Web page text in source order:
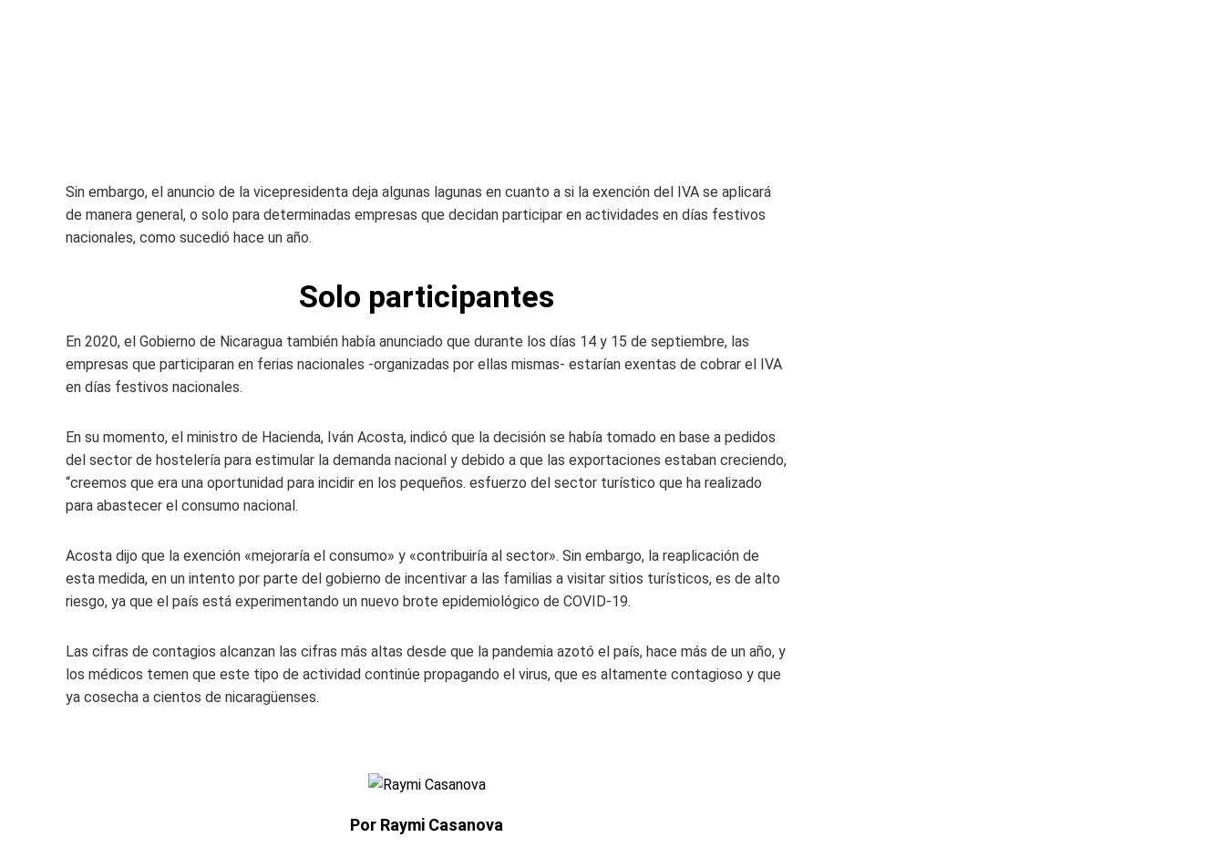
Sin embargo, el anuncio de la vicepresidenta deja algunas lagunas en cuanto a si la exención del IVA se aplicará
de manera general, o solo para determinadas empresas que decidan participar en actividades en días festivos
nacionales, como sucedió hace un año.
Solo participantes
En 2020, el Gobierno de Nicaragua también había anunciado que durante los días 14 y 15 de septiembre, las
empresas que participaran en ferias nacionales -organizadas por ellas mismas- estarían exentas de cobrar el IVA
en días festivos nacionales.
En su momento, el ministro de Hacienda, Iván Acosta, indicó que la decisión se había tomado en base a pedidos
del sector de hostelería para estimular la demanda nacional y debido a que las exportaciones estaban creciendo,
“creemos que era una oportunidad para incidir en los pequeños. esfuerzo del sector turístico que ha realizado
para abastecer el consumo nacional.
Acosta dijo que la exención «mejoraría el consumo» y «contribuiría al sector». Sin embargo, la reaplicación de
esta medida, en un intento por parte del gobierno de incentivar a las familias a visitar sitios turísticos, es de alto
riesgo, ya que el país está experimentando un nuevo brote epidemiológico de COVID-19.
Las cifras de contagios alcanzan las cifras más altas desde que la pandemia azotó el país, hace más de un año, y
los médicos temen que este tipo de actividad continúe propagando el virus, que es altamente contagioso y que
ya cosecha a cientos de nicaragüenses.
Por Raymi Casanova